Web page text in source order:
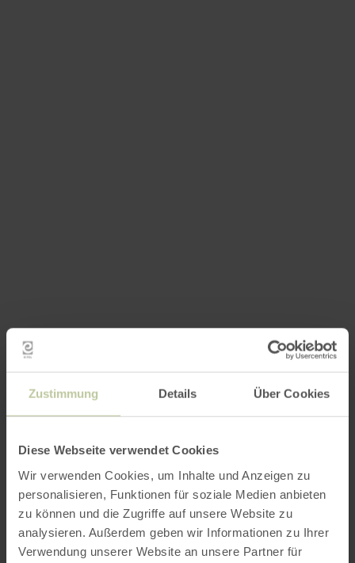
Zustimmung Details Über Cookies
Diese Webseite verwendet Cookies
Wir verwenden Cookies, um Inhalte und Anzeigen zu
personalisieren, Funktionen für soziale Medien anbieten
zu können und die Zugriffe auf unsere Website zu
analysieren. Außerdem geben wir Informationen zu Ihrer
Verwendung unserer Website an unsere Partner für
Impressionen